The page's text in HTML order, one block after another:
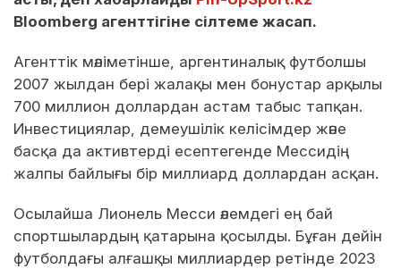
Bloomberg агенттігіне сілтеме жасап.
Агенттік мәліметінше, аргентиналық футболшы
2007 жылдан бері жалақы мен бонустар арқылы
700 миллион доллардан астам табыс тапқан.
Инвестициялар, демеушілік келісімдер және
басқа да активтерді есептегенде Мессидің
жалпы байлығы бір миллиард доллардан асқан.
Осылайша Лионель Месси әлемдегі ең бай
спортшылардың қатарына қосылды. Бұған дейін
футболдағы алғашқы миллиардер ретінде 2023